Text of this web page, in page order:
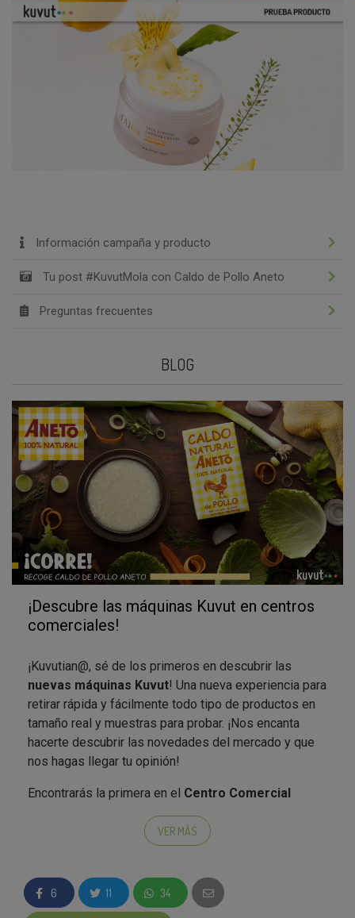
Información campaña y producto
Tu post #KuvutMola con Caldo de Pollo Aneto
Preguntas frecuentes
BLOG
¡Descubre las máquinas Kuvut en centros
comerciales!
¡Kuvutian@, sé de los primeros en descubrir las
nuevas máquinas Kuvut! Una nueva experiencia para
retirar rápida y fácilmente todo tipo de productos en
tamaño real y muestras para probar. ¡Nos encanta
hacerte descubrir las novedades del mercado y que
nos hagas llegar tu opinión!
Encontrarás la primera en el Centro Comercial
Diagonal Mar de Barcelonay en el
Comercial H2O de Rivas (Madrid)
productos increíbles cada mes a casa, ¡e incluso cada
En esta ocasión, puedes recogerdos productos muy
VER MÁS
6 11 34